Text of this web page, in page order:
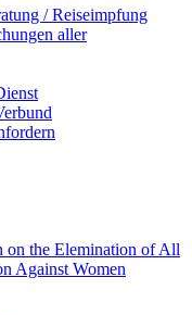
/ Reiseimpfung
aller
the Elemination of All
Against Women